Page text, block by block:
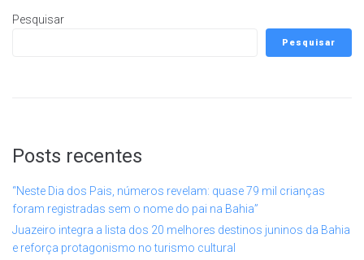
Pesquisar
Pesquisar
Posts recentes
“Neste Dia dos Pais, números revelam: quase 79 mil crianças
foram registradas sem o nome do pai na Bahia”
Juazeiro integra a lista dos 20 melhores destinos juninos da Bahia
e reforça protagonismo no turismo cultural